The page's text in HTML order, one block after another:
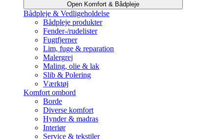
Open Komfort & Bådpleje
Bådpleje & Vedligeholdelse
Bådpleje produkter
Fender-/rudelister
Fugtfjerner
Lim, fuge & reparation
Malergrej
Maling, olie & lak
Slib & Polering
Værktøj
Komfort ombord
Borde
Diverse komfort
Hynder & madras
Interiør
Service & tekstiler